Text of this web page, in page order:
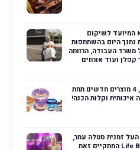
המיועד לשיקום
נחנך היום בהשתתפות
משרד העבודה, הרווחה
קפלן ועוד אורחים
תנובה משיקה לכבוד חג השבועות, 4 מוצרים חדשים תחת
וקלות הכנה!
העל זמנית סטלה עמר,
שמלה ייחודית לאירועי נשף ה- Life Ball המתקיים זאת